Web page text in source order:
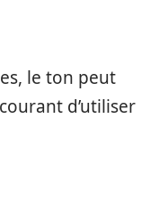
le ton peut
d’utiliser